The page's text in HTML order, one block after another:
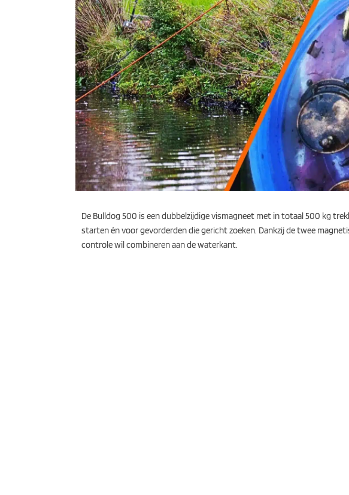
De Bulldog 500 is een dubbelzijdige vismagneet met in totaal 500 kg
starten én voor gevorderden die gericht zoeken. Dankzij de twee
controle wil combineren aan de waterkant.